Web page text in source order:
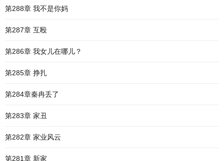
第288章 我不是你妈
第287章 互殴
第286章 我女儿在哪儿？
第285章 挣扎
第284章秦冉丢了
第283章 家丑
第282章 家业风云
第281章 新家